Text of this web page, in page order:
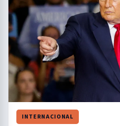
INTERNACIONAL